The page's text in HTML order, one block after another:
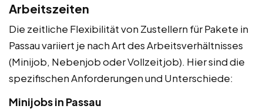
Arbeitszeiten
Die zeitliche Flexibilität von Zustellern für Pakete in
Passau variiert je nach Art des Arbeitsverhältnisses
(Minijob, Nebenjob oder Vollzeitjob). Hier sind die
spezifischen Anforderungen und Unterschiede:
Minijobs in Passau